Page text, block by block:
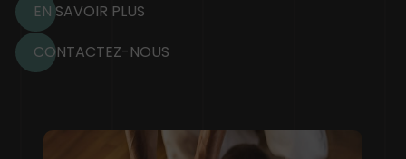
EN SAVOIR PLUS
CONTACTEZ-NOUS